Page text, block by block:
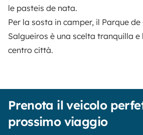
le pasteis de nata.
Per la sosta in camper, il Parque
Salgueiros è una scelta tranquilla
centro città.
Prenota il veicolo
prossimo viaggio